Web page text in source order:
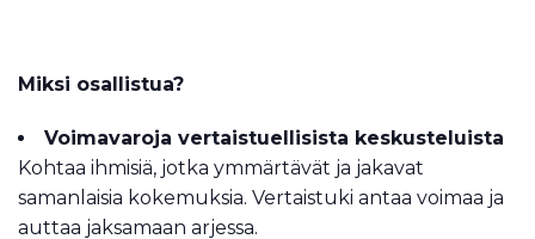
Miksi osallistua?
Voimavaroja vertaistuellisista keskusteluista
Kohtaa ihmisiä, jotka ymmärtävät ja jakavat
samanlaisia kokemuksia. Vertaistuki antaa voimaa ja
auttaa jaksamaan arjessa.